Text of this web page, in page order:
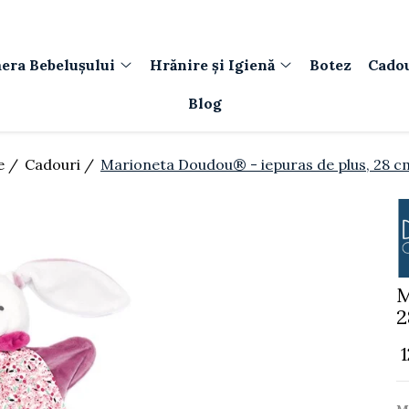
Bebelușului Hrănire și Igienă Botez
Blog
/ Cadouri / Marioneta Doudou® - iepuras de plus, 28